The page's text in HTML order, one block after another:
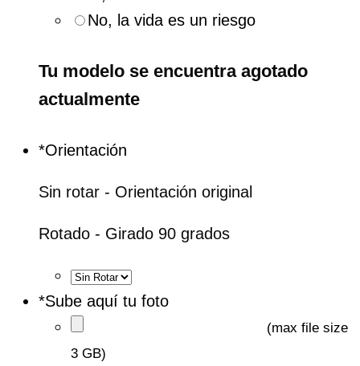
No, la vida es un riesgo
Tu modelo se encuentra agotado
actualmente
*Orientación
Sin rotar - Orientación original
Rotado - Girado 90 grados
*Sube aquí tu foto
(max file size
3 GB)